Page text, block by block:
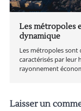
Les métropoles
dynamique
Les métropoles sont
caractérisés par leur
rayonnement
Laisser un